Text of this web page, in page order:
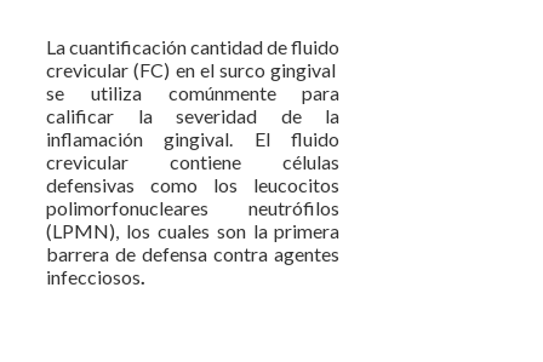
La cuantificación cantidad de fluido
crevicular (FC) en el surco gingival
se utiliza comúnmente para
calificar la severidad de la
inflamación gingival. El fluido
crevicular contiene células
defensivas como los leucocitos
polimorfonucleares neutrófilos
(LPMN), los cuales son la primera
barrera de defensa contra agentes
infecciosos